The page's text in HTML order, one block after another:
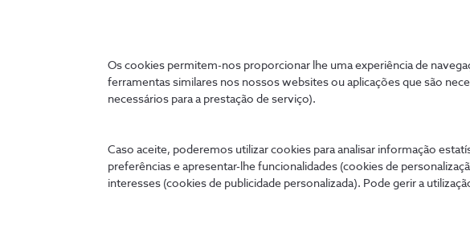
Os cookies permitem-nos proporcionar lhe uma experiência de
ferramentas similares nos nossos websites ou aplicações que são
necessários para a prestação de serviço).
Caso aceite, poderemos utilizar cookies para analisar informação
preferências e apresentar-lhe funcionalidades (cookies de
interesses (cookies de publicidade personalizada). Pode gerir a
A nova estratégia do Super Bock Group
De forma a focar-se no seu core business, o Super Bock Group juntou-se à
Conheça este caso Todos os casos de sucesso